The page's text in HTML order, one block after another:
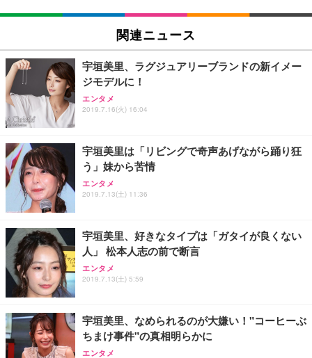
関連ニュース
宇垣美里、ラグジュアリーブランドの新イメー
ジモデルに！
エンタメ
2019.7.16(火) 16:04
宇垣美里は「リビングで奇声あげながら踊り狂
う」妹から苦情
エンタメ
2019.7.13(土) 11:36
宇垣美里、好きなタイプは「ガタイが良くない
人」 松本人志の前で断言
エンタメ
2019.7.13(土) 5:59
宇垣美里、なめられるのが大嫌い！"コーヒーぶ
ちまけ事件"の真相明らかに
エンタメ